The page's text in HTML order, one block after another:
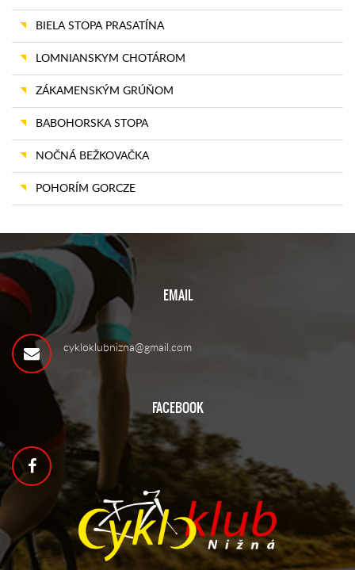
BIELA STOPA PRASATÍNA
LOMNIANSKYM CHOTÁROM
ZÁKAMENSKÝM GRÚŇOM
BABOHORSKA STOPA
NOČNÁ BEŽKOVAČKA
POHORÍM GORCZE
EMAIL
cykloklubnizna@gmail.com
FACEBOOK